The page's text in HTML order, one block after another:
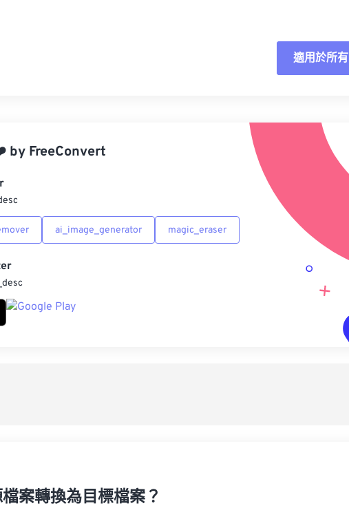
適用於所有
應用預設
另存為預設
by FreeConvert
ai_image_generator magic_eraser
案轉換為目標檔案？